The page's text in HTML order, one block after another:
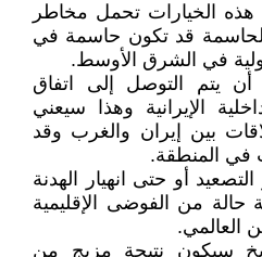
الخيارات تحمل مخاطر
الحاسمة قد تكون حاسمة في
في الشرق الأوسط.
أن يتم التوصل إلى اتفاق
الإيرانية وهذا سيعني
بين إيران والغرب وقد
في المنطقة.
أو حتى انهيار الهدنة
من الفوضى الإقليمية
العالمي.
سيكون نتيجة مزيج من